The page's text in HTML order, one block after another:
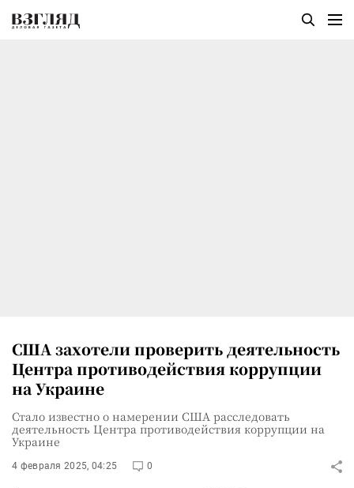
США захотели проверить деятельность
Центра противодействия коррупции
на Украине
Стало известно о намерении США расследовать
деятельность Центра противодействия коррупции на
Украине
4 февраля 2025, 04:25 0